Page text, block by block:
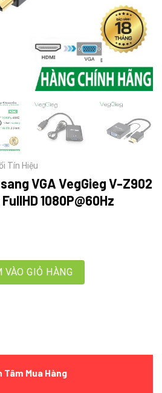
Tín Hiệu
VGA VegGieg V-Z902
1080P@60Hz
VegGieg V-Z902 (có Audio), hỗ trợ
VÀO GIỎ HÀNG
Tâm Mua Hàng